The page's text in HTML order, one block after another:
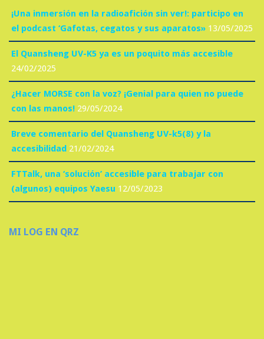
¡Una inmersión en la radioafición sin ver!: participo en
el podcast ‘Gafotas, cegatos y sus aparatos» 13/05/2025
El Quansheng UV-K5 ya es un poquito más accesible
24/02/2025
¿Hacer MORSE con la voz? ¡Genial para quien no puede
con las manos! 29/05/2024
Breve comentario del Quansheng UV-k5(8) y la
accesibilidad 21/02/2024
FTTalk, una ‘solución’ accesible para trabajar con
(algunos) equipos Yaesu 12/05/2023
MI LOG EN QRZ